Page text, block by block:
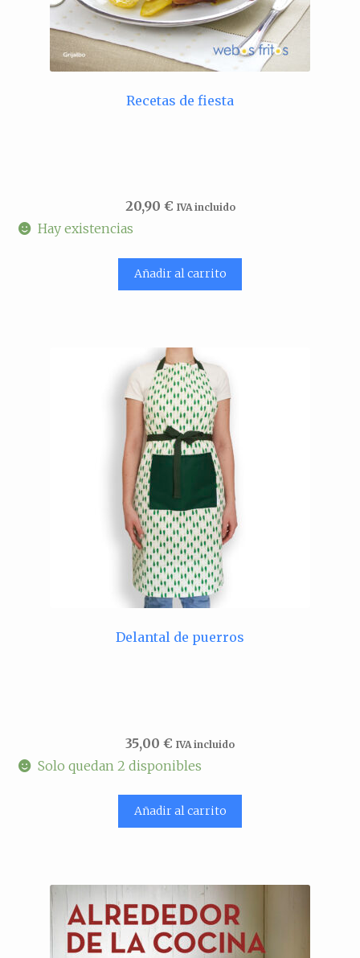
Recetas de fiesta
20,90 € IVA incluido
Hay existencias
Añadir al carrito
Delantal de puerros
35,00 € IVA incluido
Solo quedan 2 disponibles
Añadir al carrito